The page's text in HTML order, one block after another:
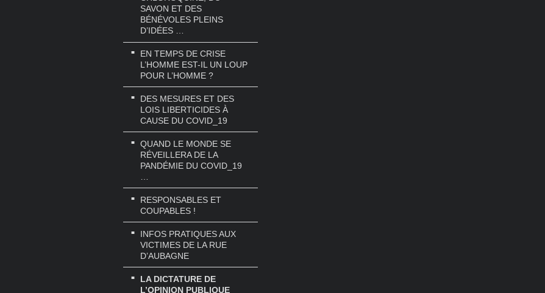
SAVON ET DES
BÉNÉVOLES PLEINS
D’IDÉES …
EN TEMPS DE CRISE
L’HOMME EST-IL UN LOUP
POUR L’HOMME ?
DES MESURES ET DES
LOIS LIBERTICIDES À
CAUSE DU COVID_19
QUAND LE MONDE SE
RÉVEILLERA DE LA
PANDÉMIE DU COVID_19
RESPONSABLES ET
COUPABLES !
INFOS PRATIQUES AUX
VICTIMES DE LA RUE
D’AUBAGNE
LA DICTATURE DE
L’OPINION PUBLIQUE